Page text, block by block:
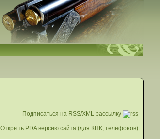
Подписаться на RSS/XML рассылку
Открыть PDA версию сайта (для КПК, телефонов)